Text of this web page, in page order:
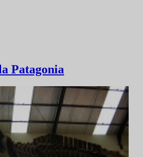
Patagonia